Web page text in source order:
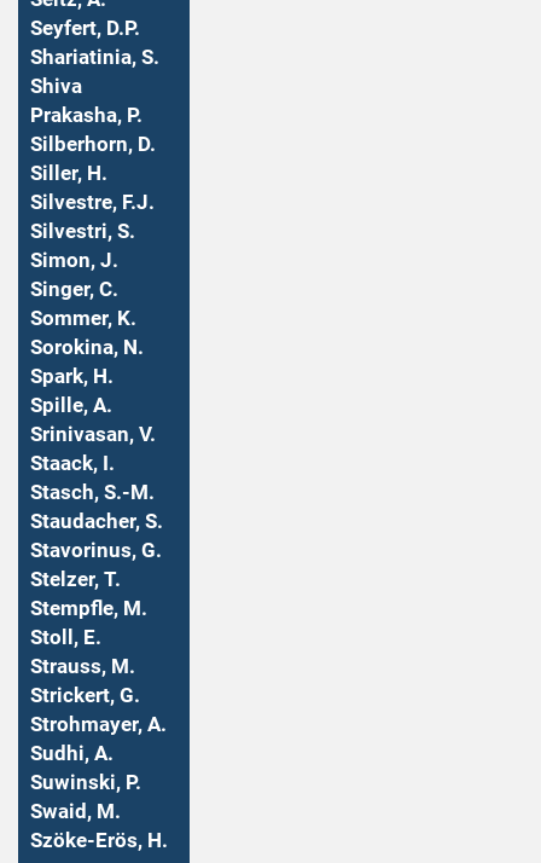
Seyfert, D.P.
Shariatinia, S.
Shiva
Prakasha, P.
Silberhorn, D.
Siller, H.
Silvestre, F.J.
Silvestri, S.
Simon, J.
Singer, C.
Sommer, K.
Sorokina, N.
Spark, H.
Spille, A.
Srinivasan, V.
Staack, I.
Stasch, S.-M.
Staudacher, S.
Stavorinus, G.
Stelzer, T.
Stempfle, M.
Stoll, E.
Strauss, M.
Strickert, G.
Strohmayer, A.
Sudhi, A.
Suwinski, P.
Swaid, M.
Szöke-Erös, H.